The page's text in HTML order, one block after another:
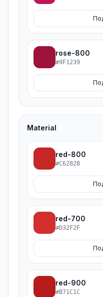
rose-800
#9F1239
Material
red-800
#C62828
red-700
#D32F2F
red-900
#B71C1C